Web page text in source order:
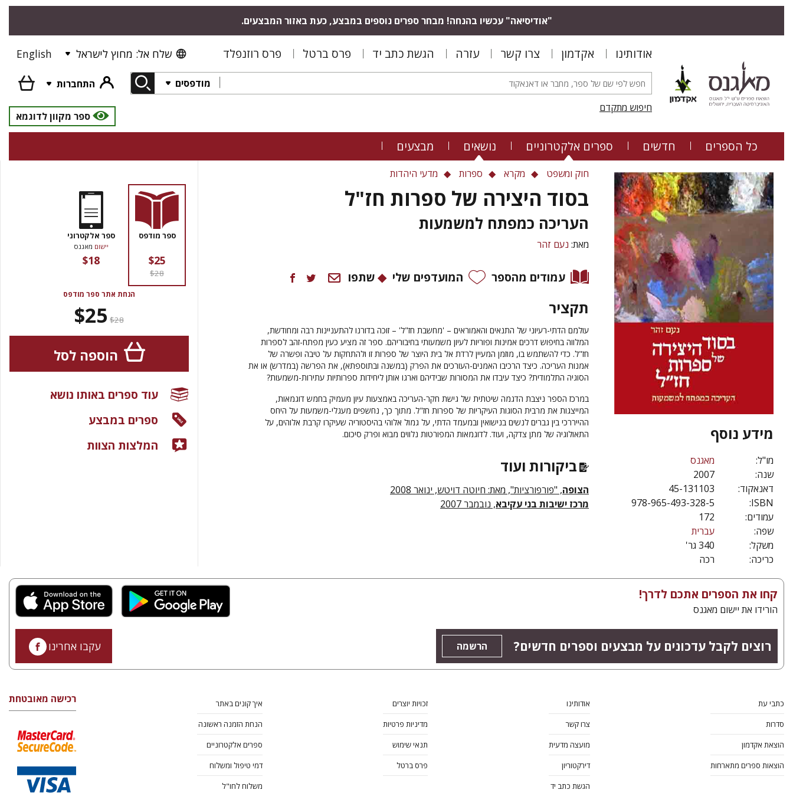
"אודיסיאה" עכשיו בהנחה! מבחר ספרים נוספים במבצע, כעת באזור המבצעים.
אודותינו אקדמון צרו קשר עזרה הגשת כתב יד פרס ברטל פרס רוזנפלד שלח אל: מחוץ לישראל English
מודפסים
התחברות
חיפוש מתקדם
ספר מקוון לדוגמא
כל הספרים חדשים ספרים אלקטרוניים נושאים מבצעים
מידע נוסף
מו"ל:
מאגנס
שנה:
2007
דאנאקוד:
45-131103
ISBN:
978-965-493-328-5
עמודים:
172
שפה:
עברית
משקל:
340 גר'
כריכה:
רכה
חוק ומשפט מקרא ספרות מדעי היהדות
בסוד היצירה של ספרות חז"ל
העריכה כמפתח למשמעות
מאת: נעם זהר
עמודים מהספר המועדפים שלי שתפו
תקציר
עולמם הדתי-רעיוני של התנאים והאמוראים – 'מחשבת חז"ל' – זוכה בדורנו להתעניינות רבה ומחודשת,
המלווה בחיפוש דרכים אמינות ופוריות לעיון משמעותי בחיבוריהם. ספר זה מציע כעין מפתח-זהב לספרות
חז"ל. כדי להשתמש בו, מוזמן המעיין לרדת אל בית היוצר של ספרות זו ולהתחקות על טיבה ופשרה של
אמנות העריכה. כיצד הרכיבו האמנים-העורכים את הפרק (במשנה ובתוספתא), את הפרשה (במדרש) או את
הסוגיה התלמודית? כיצד עיבדו את המסורות שבידיהם וארגו אותן ליחידות ספרותיות עתירות-משמעות?
במרכז הספר ניצבת הדגמה שיטתית של גישת חקר-העריכה באמצעות עיון מעמיק בחמש דוגמאות,
המייצגות את מרבית הסוגות העיקריות של ספרות חז"ל. מתוך כך, נחשפים מעגלי-משמעות על היחס
ההייררכי בין גברים לנשים בנישואין ובמעמד הדתי, על גמול אלוהי בהיסטוריה שעיקרו קרבת אלוהים, על
התאולוגיה של מתן צדקה, ועוד. לדוגמאות המפורטות נלווים מבוא ופרק סיכום.
ביקורות ועוד
הצופה, "פורפורציות", מאת: חיוטה דויטש, ינואר 2008
מרכז ישיבות בני עקיבא, נובמבר 2007
ספר מודפס
$25
$28
ספר אלקטרוני
יישום מאגנס
$18
הנחת אתר ספר מודפס
$28
$25
הוספה לסל
עוד ספרים באותו נושא
ספרים במבצע
המלצות הצוות
קחו את הספרים אתכם לדרך!
הורידו את יישום מאגנס
רוצים לקבל עדכונים על מבצעים וספרים חדשים? הרשמה עקבו אחרינו
כתבי עת
סדרות
הוצאת אקדמון
הוצאות ספרים מתארחות
אודותינו
צרו קשר
מועצה מדעית
דירקטוריון
הגשת כתב יד
זכויות יוצרים
מדיניות פרטיות
תנאי שימוש
פרס ברטל
איך קונים באתר
הנחת הזמנה ראשונה
ספרים אלקטרוניים
דמי טיפול ומשלוח
משלוח לחו"ל
רכישה מאובטחת